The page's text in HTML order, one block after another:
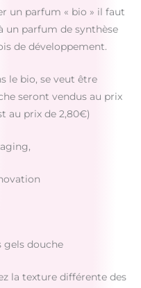
un parfum « bio » il faut
un parfum de synthèse
de développement.
le bio, se veut être
seront vendus au prix
au prix de 2,80€)
gels douche
la texture différente des